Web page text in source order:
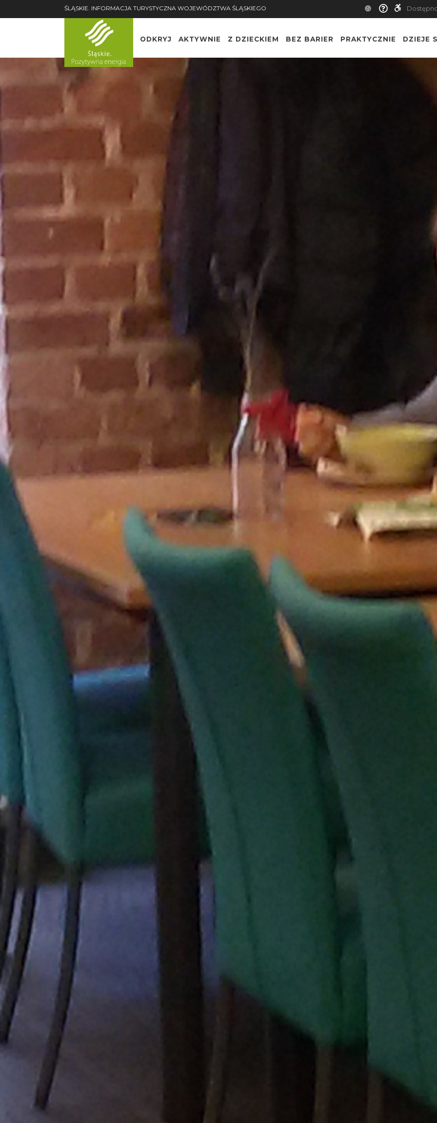
ŚLĄSKIE. INFORMACJA TURYSTYCZNA WOJEWÓDZTWA ŚLĄSKIEGO
ODKRYJ AKTYWNIE Z DZIECKIEM BEZ BARIER PRAKTYCZNIE DZIEJE